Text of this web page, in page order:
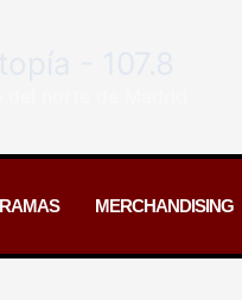
MERCHANDISING